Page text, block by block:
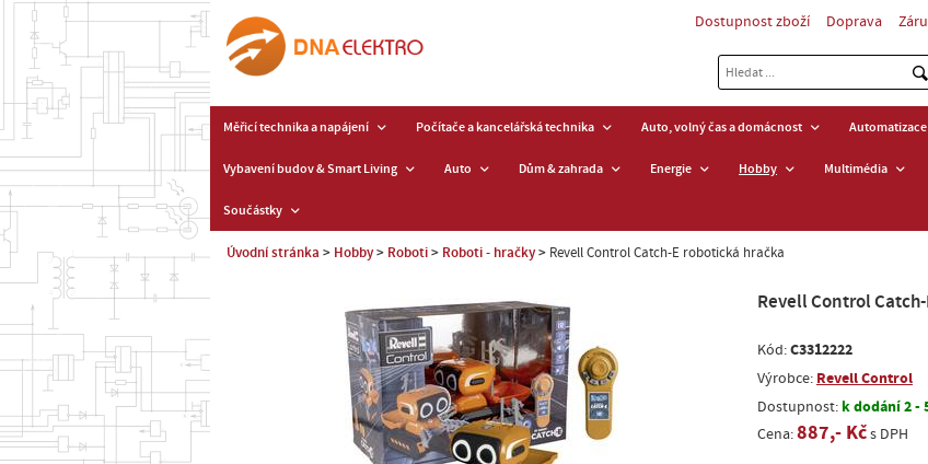
Dostupnost zboží Doprava
Měřicí technika a napájení Počítače a kancelářská technika Auto, volný čas a domácnost
Vybavení budov & Smart Living Auto Dům & zahrada Energie Hobby Multimédia
Součástky
Úvodní stránka Hobby Roboti Roboti - hračky Revell Control Catch-E robotická hračka
Revell Control
Kód:C3312222
Výrobce: Revell Control
Dostupnost:k dodání 2 -
Cena:887,- Kčs DPH